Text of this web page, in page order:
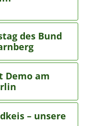
des Bund
Demo am
– unsere